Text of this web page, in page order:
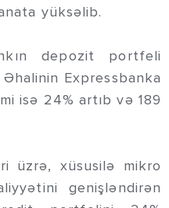
yüksəlib.
depozit portfeli
Expressbanka
isə 24% artıb və 189
üzrə, xüsusilə mikro
genişləndirən